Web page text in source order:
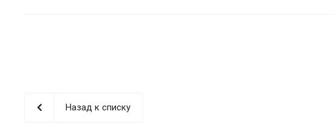
Назад к списку